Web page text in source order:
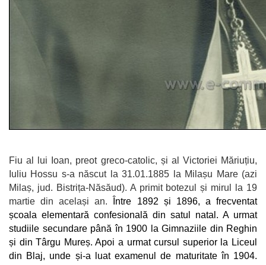
Fiu al lui Ioan, preot greco-catolic, și al Victoriei Măriuțiu,
Iuliu Hossu s-a născut la 31.01.1885 la Milașu Mare (azi
Milaș, jud. Bistrița-Năsăud). A primit botezul și mirul la 19
martie din același an. Între 1892 și 1896, a frecventat
școala elementară confesională din satul natal. A urmat
studiile secundare până în 1900 la Gimnaziile din Reghin
și din Târgu Mureș. Apoi a urmat cursul superior la Liceul
din Blaj, unde și-a luat examenul de maturitate în 1904.